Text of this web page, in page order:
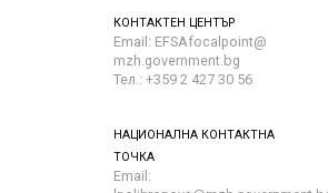
КОНТАКТЕН ЦЕНТЪР
Email: EFSAfocalpoint@
mzh.government.bg
Тел.: +359 2 427 30 56
НАЦИОНАЛНА КОНТАКТНА
ТОЧКА
Email: